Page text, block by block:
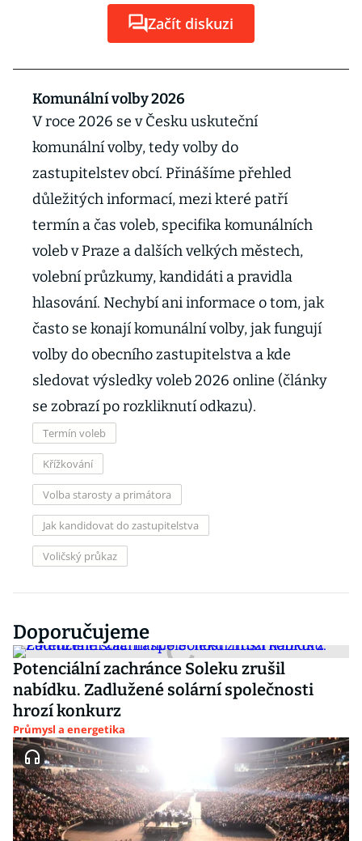
Začít diskuzi
Komunální volby 2026
V roce 2026 se v Česku uskuteční
komunální volby, tedy volby do
zastupitelstev obcí. Přinášíme přehled
důležitých informací, mezi které patří
termín a čas voleb, specifika komunálních
voleb v Praze a dalších velkých městech,
volební průzkumy, kandidáti a pravidla
hlasování. Nechybí ani informace o tom, jak
často se konají komunální volby, jak fungují
volby do obecního zastupitelstva a kde
sledovat výsledky voleb 2026 online (články
se zobrazí po rozkliknutí odkazu).
Termín voleb
Křížkování
Volba starosty a primátora
Jak kandidovat do zastupitelstva
Voličský průkaz
Doporučujeme
Potenciální zachránce Soleku zrušil
nabídku. Zadlužené solární společnosti
hrozí konkurz
Průmysl a energetika